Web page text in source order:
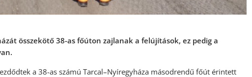
összekötő 38-as főúton zajlanak a felújítások, ez pedig a
a 38-as számú Tarcal–Nyíregyháza másodrendű főút érintett